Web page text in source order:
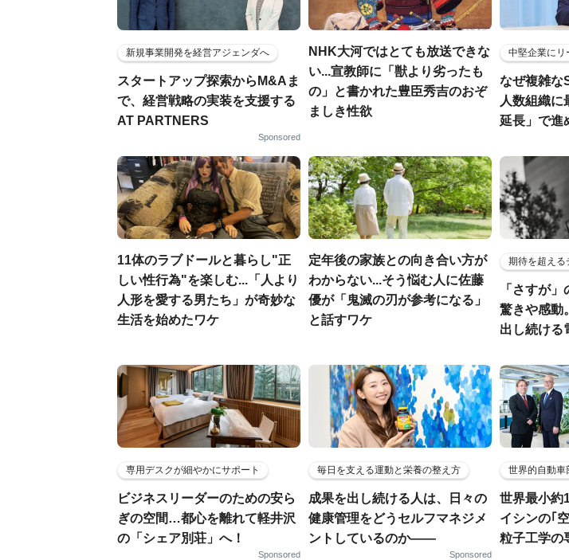
新規事業開発を経営アジェンダへ
スタートアップ探索からM&Aま
で、経営戦略の実装を支援する
AT PARTNERS
Sponsored
NHK大河ではとても放送できな
い...宣教師に「獣より劣ったも
の」と書かれた豊臣秀吉のおぞ
ましき性欲
中堅企業にリ
なぜ複雑な
人数組織に
延長」で進
11体のラブドールと暮らし"正
しい性行為"を楽しむ...「人より
人形を愛する男たち」が奇妙な
生活を始めたワケ
定年後の家族との向き合い方が
わからない...そう悩む人に佐藤
優が「鬼滅の刃が参考になる」
と話すワケ
期待を超える
「さすが
驚きや感動
出し続ける
専用デスクが細やかにサポート
ビジネスリーダーのための安ら
ぎの空間…都心を離れて軽井沢
の「シェア別荘」へ！
Sponsored
毎日を支える運動と栄養の整え方
成果を出し続ける人は、日々の
健康管理をどうセルフマネジメ
ントしているのか——
Sponsored
世界的自動車
世界最小約
イシンの｢
粒子工学の